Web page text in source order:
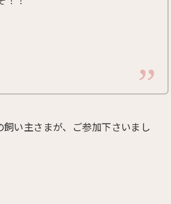
い主さまが、ご参加下さいまし